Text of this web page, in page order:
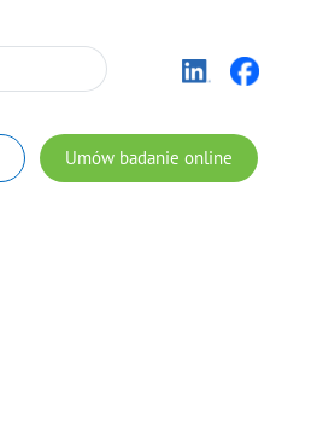
Umów badanie online